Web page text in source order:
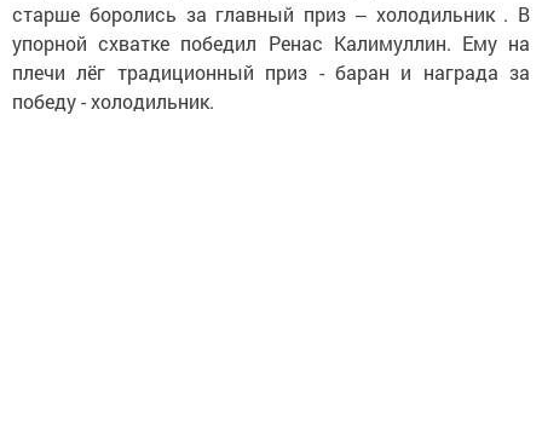
старше боролись за главный приз ‒ холодильник . В
упорной схватке победил Ренас Калимуллин. Ему на
плечи лёг традиционный приз - баран и награда за
победу - холодильник.